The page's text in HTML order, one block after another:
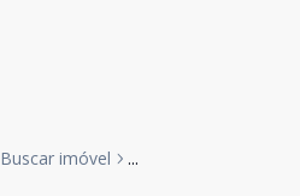
Buscar imóvel ...